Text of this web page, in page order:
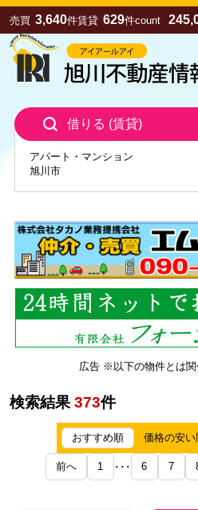
売買 3,640件賃貸 629件count
お気に入
借りる (賃貸)
アパート・マンション
旭川市
広告 ※以下の物件とは関
検索結果373件
おすすめ順 価格の安い
前へ 1 ･･･ 6 7